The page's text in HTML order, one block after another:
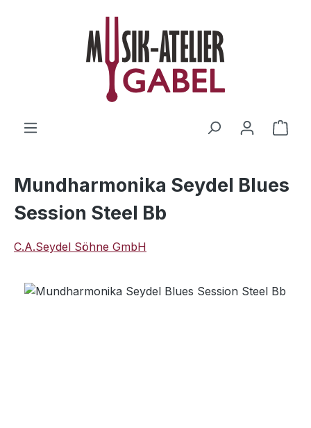
Zum Hauptinhalt springen
Mundharmonika Seydel Blues
Session Steel Bb
C.A.Seydel Söhne GmbH
Bildergalerie überspringen